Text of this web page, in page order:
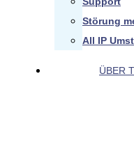
Störung
All IP
ÜBER